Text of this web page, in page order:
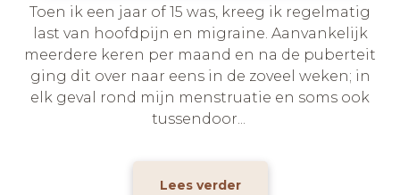
Toen ik een jaar of 15 was, kreeg ik regelmatig
last van hoofdpijn en migraine. Aanvankelijk
meerdere keren per maand en na de puberteit
ging dit over naar eens in de zoveel weken; in
elk geval rond mijn menstruatie en soms ook
tussendoor...
Lees verder